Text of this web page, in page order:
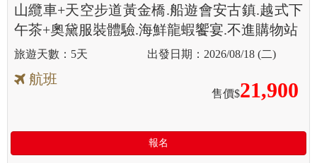
山纜車+天空步道黃金橋.船遊會安古鎮.越式下
午茶+奧黛服裝體驗.海鮮龍蝦饗宴.不進購物站
5天 2026/08/18 (二)
航班
售價$21,900
報名